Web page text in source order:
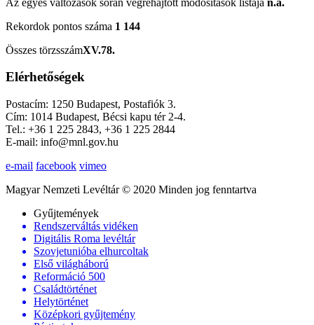
Rekordok pontos száma 1 144
Összes törzsszámXV.78.
Elérhetőségek
Postacím: 1250 Budapest, Postafiók 3.
Cím: 1014 Budapest, Bécsi kapu tér 2-4.
Tel.: +36 1 225 2843, +36 1 225 2844
E-mail: info@mnl.gov.hu
e-mail facebook vimeo
Magyar Nemzeti Levéltár © 2020 Minden jog fenntartva
Gyűjtemények
Rendszerváltás vidéken
Digitális Roma levéltár
Szovjetunióba elhurcoltak
Első világháború
Reformáció 500
Családtörténet
Helytörténet
Középkori gyűjtemény